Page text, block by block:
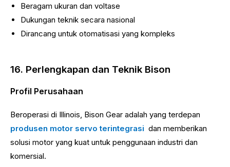
Beragam ukuran dan voltase
Dukungan teknik secara nasional
Dirancang untuk otomatisasi yang kompleks
16. Perlengkapan dan Teknik Bison
Profil Perusahaan
Beroperasi di Illinois, Bison Gear adalah yang terdepan
produsen motor servo terintegrasi dan memberikan
solusi motor yang kuat untuk penggunaan industri dan
komersial.